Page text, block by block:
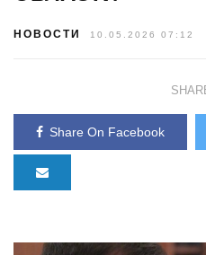
НОВОСТИ 10.05.2026 07:12
Share On Facebook